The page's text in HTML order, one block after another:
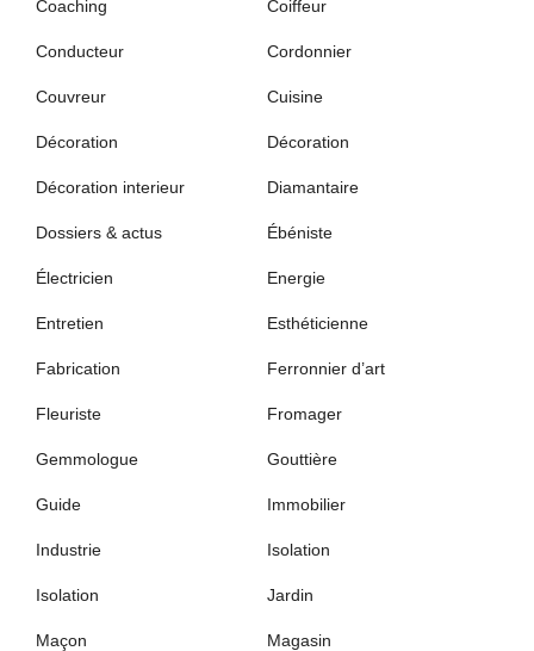
Coaching Coiffeur
Conducteur Cordonnier
Couvreur Cuisine
Décoration Décoration
Décoration interieur Diamantaire
Dossiers & actus Ébéniste
Électricien Energie
Entretien Esthéticienne
Fabrication Ferronnier d’art
Fleuriste Fromager
Gemmologue Gouttière
Guide Immobilier
Industrie Isolation
Isolation Jardin
Maçon Magasin